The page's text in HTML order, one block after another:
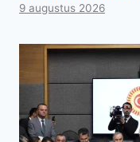
9 augustus 2026